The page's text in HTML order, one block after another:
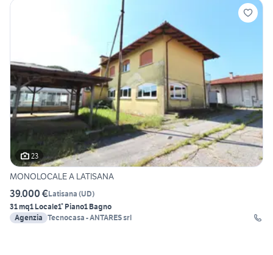
23
MONOLOCALE A LATISANA
39.000 €Latisana (UD)
31 mq1 Locale1° Piano1 Bagno
Agenzia Tecnocasa - ANTARES srl